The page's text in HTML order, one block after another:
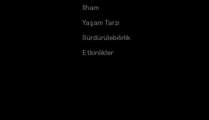
İlham
Yaşam Tarzı
Sürdürülebilirlik
Etkinlikler